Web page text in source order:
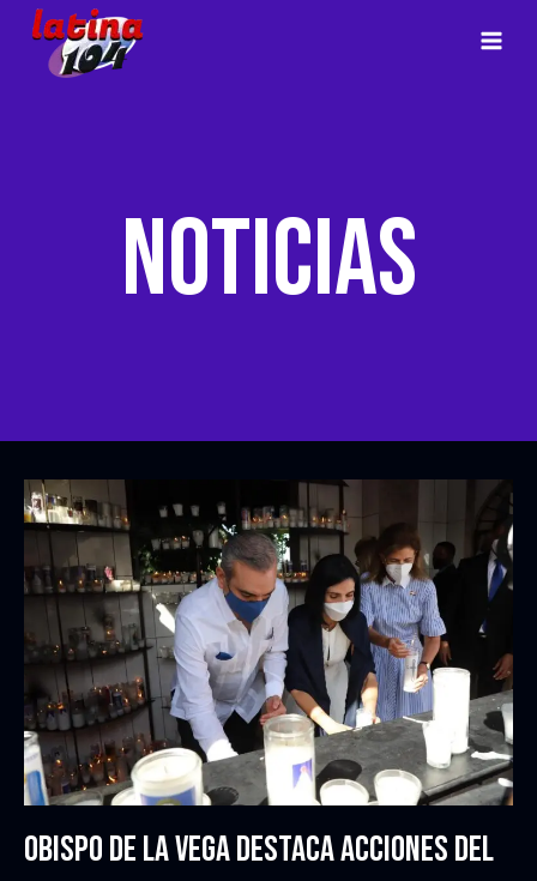
NOTICIAS
OBISPO DE LA VEGA DESTACA ACCIONES DEL